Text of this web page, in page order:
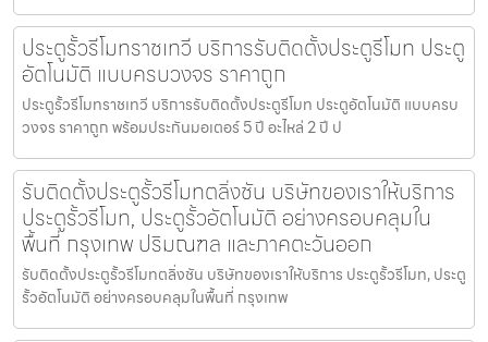
ประตูรั้วรีโมทราชเทวี บริการรับติดตั้งประตูรีโมท ประตู
อัตโนมัติ แบบครบวงจร ราคาถูก
ประตูรั้วรีโมทราชเทวี บริการรับติดตั้งประตูรีโมท ประตูอัตโนมัติ แบบครบ
วงจร ราคาถูก พร้อมประกันมอเตอร์ 5 ปี อะไหล่ 2 ปี ป
รับติดตั้งประตูรั้วรีโมทตลิ่งชัน บริษัทของเราให้บริการ
ประตูรั้วรีโมท, ประตูรั้วอัตโนมัติ อย่างครอบคลุมใน
พื้นที่ กรุงเทพ ปริมณฑล และภาคตะวันออก
รับติดตั้งประตูรั้วรีโมทตลิ่งชัน บริษัทของเราให้บริการ ประตูรั้วรีโมท, ประตู
รั้วอัตโนมัติ อย่างครอบคลุมในพื้นที่ กรุงเทพ